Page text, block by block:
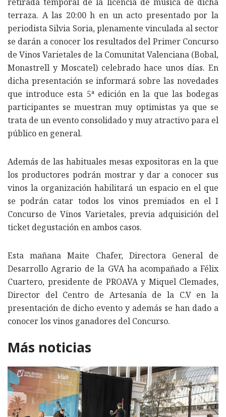
terraza. A las 20:00 h en un acto presentado por la
periodista Silvia Soria, plenamente vinculada al sector
se darán a conocer los resultados del Primer Concurso
de Vinos Varietales de la Comunitat Valenciana (Bobal,
Monastrell y Moscatel) celebrado hace unos días. En
dicha presentación se informará sobre las novedades
que introduce esta 5ª edición en la que las bodegas
participantes se muestran muy optimistas ya que se
trata de un evento consolidado y muy atractivo para el
público en general.
Además de las habituales mesas expositoras en la que
los productores podrán mostrar y dar a conocer sus
vinos la organización habilitará un espacio en el que
se podrán catar todos los vinos premiados en el I
Concurso de Vinos Varietales, previa adquisición del
ticket degustación en ambos casos.
Esta mañana Maite Chafer, Directora General de
Desarrollo Agrario de la GVA ha acompañado a Félix
Cuartero, presidente de PROAVA y Miquel Clemades,
Director del Centro de Artesanía de la C.V en la
presentación de dicho evento y además se han dado a
conocer los vinos ganadores del Concurso.
Más noticias